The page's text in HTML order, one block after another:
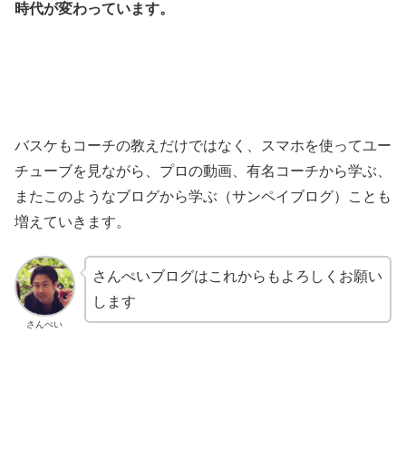
時代が変わっています。
バスケもコーチの教えだけではなく、スマホを使ってユー
チューブを見ながら、プロの動画、有名コーチから学ぶ、
またこのようなブログから学ぶ（サンペイブログ）ことも
増えていきます。
さんぺい
さんぺいブログはこれからもよろしくお願い
します